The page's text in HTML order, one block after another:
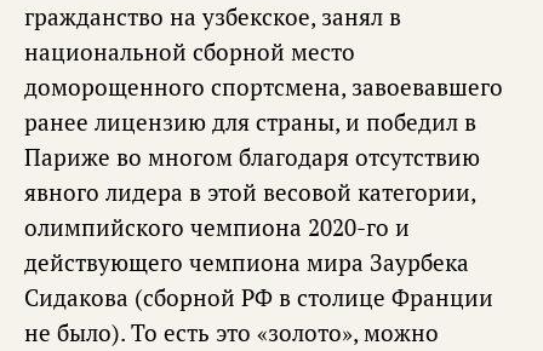
гражданство на узбекское, занял в
национальной сборной место
доморощенного спортсмена, завоевавшего
ранее лицензию для страны, и победил в
Париже во многом благодаря отсутствию
явного лидера в этой весовой категории,
олимпийского чемпиона 2020-го и
действующего чемпиона мира Заурбека
Сидакова (сборной РФ в столице Франции
не было). То есть это «золото», можно